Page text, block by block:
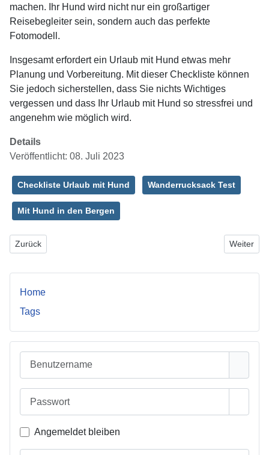
machen. Ihr Hund wird nicht nur ein großartiger
Reisebegleiter sein, sondern auch das perfekte
Fotomodell.
Insgesamt erfordert ein Urlaub mit Hund etwas mehr
Planung und Vorbereitung. Mit dieser Checkliste können
Sie jedoch sicherstellen, dass Sie nichts Wichtiges
vergessen und dass Ihr Urlaub mit Hund so stressfrei und
angenehm wie möglich wird.
Details
Veröffentlicht: 08. Juli 2023
Checkliste Urlaub mit Hund Wanderrucksack Test
Mit Hund in den Bergen
Vorheriger Beitrag: SPS Programmierung von Standard und
Zurück Nächster
Weiter
Home
Tags
Angemeldet bleiben